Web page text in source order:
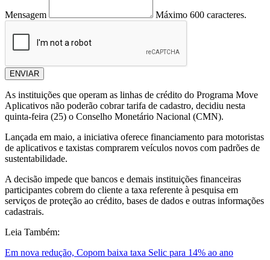
Mensagem Máximo 600 caracteres.
ENVIAR
As instituições que operam as linhas de crédito do Programa Move
Aplicativos não poderão cobrar tarifa de cadastro, decidiu nesta
quinta-feira (25) o Conselho Monetário Nacional (CMN).
Lançada em maio, a iniciativa oferece financiamento para motoristas
de aplicativos e taxistas comprarem veículos novos com padrões de
sustentabilidade.
A decisão impede que bancos e demais instituições financeiras
participantes cobrem do cliente a taxa referente à pesquisa em
serviços de proteção ao crédito, bases de dados e outras informações
cadastrais.
Leia Também:
Em nova redução, Copom baixa taxa Selic para 14% ao ano